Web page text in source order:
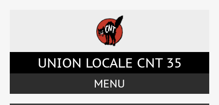
site
page
latérale
page
UNION LOCALE CNT 35
MENU